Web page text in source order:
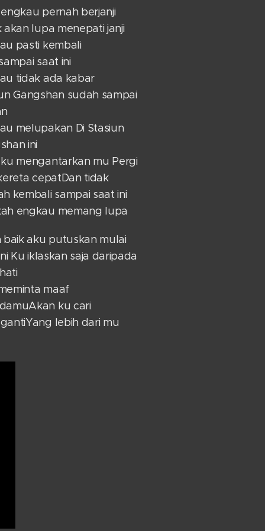
pernah berjanji
akan lupa menepati janji
pasti kembali
saat ini
tidak ada kabar
Gangshan sudah sampai
melupakan Di Stasiun
ini
mengantarkan mu Pergi
cepatDan tidak
kembali sampai saat ini
engkau memang lupa
baik aku putuskan mulai
Ku iklaskan saja daripada
maaf
ku cari
lebih dari mu